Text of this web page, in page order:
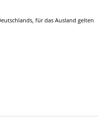
für das Ausland gelten